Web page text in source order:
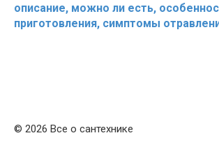
описание, можно ли есть,
приготовления, симптомы
© 2026 Все о сантехнике